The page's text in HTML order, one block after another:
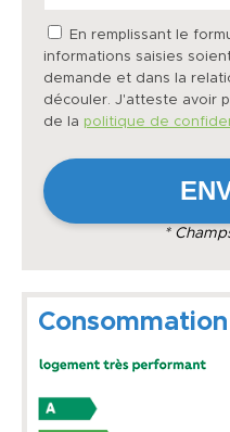
En remplissant le
informations saisies
demande et dans la
découler. J'atteste avoir
de la politique de
*